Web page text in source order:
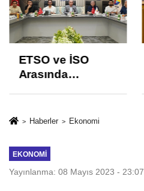
ETSO ve İSO
Arasında
Protokolü
Haberler Ekonomi
EKONOMI
Yayınlanma: 08 Mayıs 2023 - 23:07